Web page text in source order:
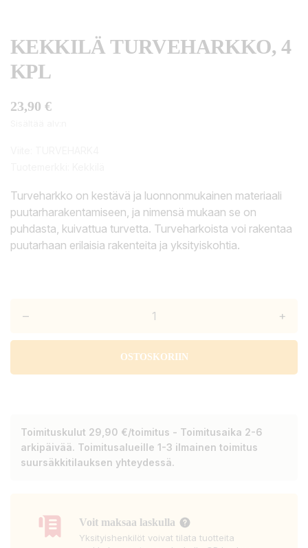
KEKKILÄ TURVEHARKKO, 4
KPL
23,90 €
Turveharkko on kestävä ja luonnonmukainen materiaali
puutarharakentamiseen, ja nimensä mukaan se on
puhdasta, kuivattua turvetta. Turveharkoista voi rakentaa
puutarhaan erilaisia rakenteita ja yksityiskohtia.
– +
OSTOSKORIIN
Toimituskulut 29,90 €/toimitus - Toimitusaika 2-6
arkipäivää. Toimitusalueille 1-3 ilmainen toimitus
suursäkkitilauksen yhteydessä.
Voit maksaa laskulla
Yksityishenkilöt voivat tilata tuotteita